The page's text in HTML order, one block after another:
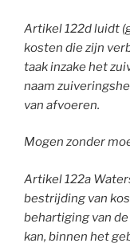
Artikel 122d luidt
kosten die zijn
taak inzake het
naam
van afvoeren.
Mogen zonder
Artikel 122a
bestrijding van
behartiging van
kan, binnen het